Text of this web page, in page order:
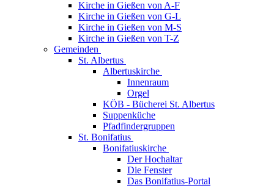
Kirche in Gießen von A-F
Kirche in Gießen von G-L
Kirche in Gießen von M-S
Kirche in Gießen von T-Z
Gemeinden
St. Albertus
Albertuskirche
Innenraum
Orgel
KÖB - Bücherei St. Albertus
Suppenküche
Pfadfindergruppen
St. Bonifatius
Bonifatiuskirche
Der Hochaltar
Die Fenster
Das Bonifatius-Portal